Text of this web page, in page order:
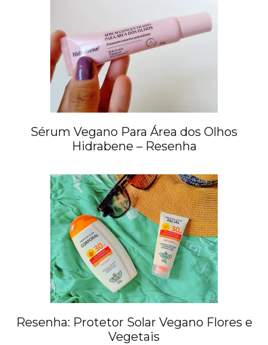
Sérum Vegano Para Área dos Olhos
Hidrabene – Resenha
Resenha: Protetor Solar Vegano Flores e
Vegetais